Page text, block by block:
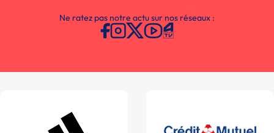
Ne ratez pas notre actu sur nos réseaux :